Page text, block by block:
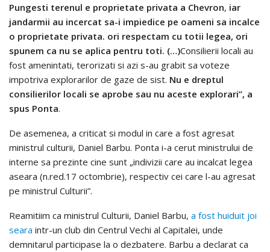
Pungesti terenul e proprietate privata a Chevron, iar
jandarmii au incercat sa-i impiedice pe oameni sa incalce
o proprietate privata. ori respectam cu totii legea, ori
spunem ca nu se aplica pentru toti. (…)Consilierii locali au
fost amenintati, terorizati si azi s-au grabit sa voteze
impotriva explorarilor de gaze de sist. Nu e dreptul
consilierilor locali se aprobe sau nu aceste explorari”, a
spus Ponta.
De asemenea, a criticat si modul in care a fost agresat
ministrul culturii, Daniel Barbu. Ponta i-a cerut ministrului de
interne sa prezinte cine sunt „indivizii care au incalcat legea
aseara (n.red.17 octombrie), respectiv cei care l-au agresat
pe ministrul Culturii”.
Reamitiim ca ministrul Culturii, Daniel Barbu, a fost huiduit joi
seara intr-un club din Centrul Vechi al Capitalei, unde
demnitarul participase la o dezbatere. Barbu a declarat ca